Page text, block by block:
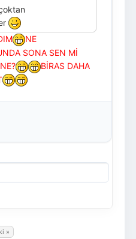
NE
SONA SEN Mİ
BİRAS DAHA
»